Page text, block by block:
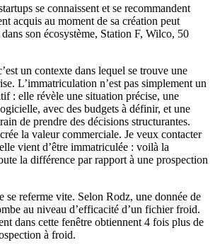
se connaissent et se recommandent
acquis au moment de sa création peut
son écosystème, Station F, Wilco, 50
un contexte dans lequel se trouve une
L’immatriculation n’est pas simplement un
: elle révèle une situation précise, une
avec des budgets à définir, et une
de prendre des décisions structurantes.
la valeur commerciale. Je veux contacter
vient d’être immatriculée : voilà la
la différence par rapport à une prospection
se referme vite. Selon Rodz, une donnée de
au niveau d’efficacité d’un fichier froid.
dans cette fenêtre obtiennent 4 fois plus de
à froid.